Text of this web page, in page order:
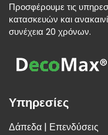
Προσφέρουμε τις
κατασκευών και
συνέχεια 20 χρόνων.
Υπηρεσίες
Δάπεδα | Επενδύσεις